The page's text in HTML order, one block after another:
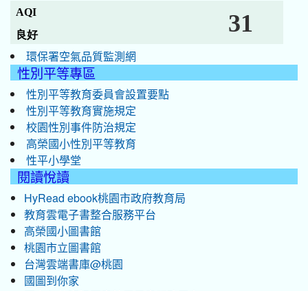
環保署空氣品質監測網
性別平等專區
性別平等教育委員會設置要點
性別平等教育實施規定
校園性別事件防治規定
高榮國小性別平等教育
性平小學堂
閱讀悅讀
HyRead ebook桃園市政府教育局
教育雲電子書整合服務平台
高榮國小圖書館
桃園市立圖書館
台灣雲端書庫@桃園
國圖到你家